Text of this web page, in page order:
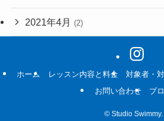
2021年4月 (2)
ホーム レッスン内容と料金 対象者・
お問い合わせ
ブ
© Studio Swimmy.